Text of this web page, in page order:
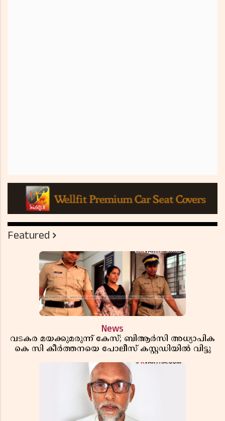
Featured
News
വടകര മയക്കുമരുന്ന് കേസ്; ബിആർസി അധ്യാപിക
കെ സി കീർത്തനയെ പോലീസ് കസ്റ്റഡിയിൽ വിട്ടു